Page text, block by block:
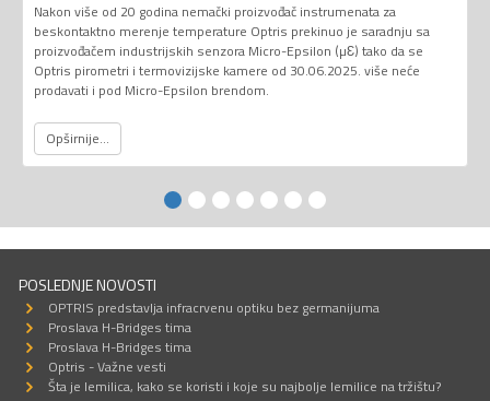
Nakon više od 20 godina nemački proizvođač instrumenata za
beskontaktno merenje temperature Optris prekinuo je saradnju sa
proizvođačem industrijskih senzora Micro-Epsilon (µƐ) tako da se
Optris pirometri i termovizijske kamere od 30.06.2025. više neće
prodavati i pod Micro-Epsilon brendom.
Opširnije...
POSLEDNJE NOVOSTI
OPTRIS predstavlja infracrvenu optiku bez germanijuma
Proslava H-Bridges tima
Proslava H-Bridges tima
Optris - Važne vesti
Šta je lemilica, kako se koristi i koje su najbolje lemilice na tržištu?